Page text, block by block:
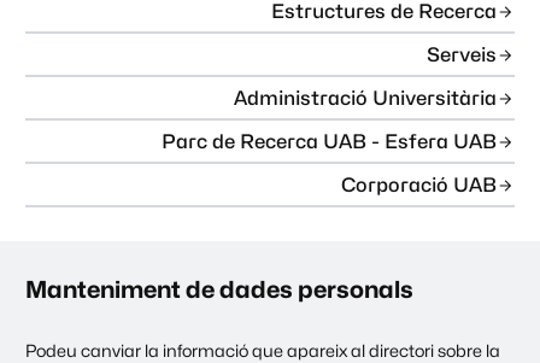
Estructures de Recerca
Serveis
Administració Universitària
Parc de Recerca UAB - Esfera UAB
Corporació UAB
Manteniment de dades personals
Podeu canviar la informació que apareix al directori sobre la